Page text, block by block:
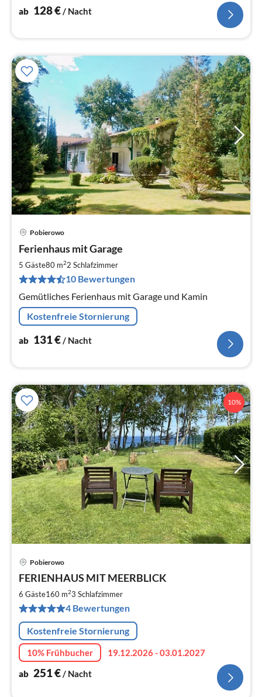
ab 128€/ Nacht
Pobierowo
Ferienhaus mit Garage
5 Gäste80 m22 Schlafzimmer
10 Bewertungen
Gemütliches Ferienhaus mit Garage und Kamin
Kostenfreie Stornierung
ab 131€/ Nacht
10%
Pobierowo
FERIENHAUS MIT MEERBLICK
6 Gäste160 m23 Schlafzimmer
4 Bewertungen
Kostenfreie Stornierung
10% Frühbucher
19.12.2026 - 03.01.2027
ab 251€/ Nacht